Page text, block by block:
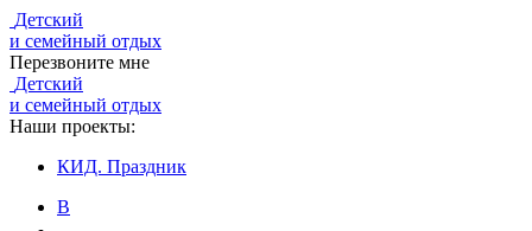
Детский
и семейный отдых
Перезвоните мне
Детский
и семейный отдых
Наши проекты:
КИД. Праздник
В